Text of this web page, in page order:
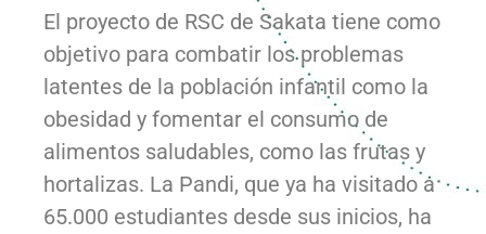
El proyecto de RSC de Sakata tiene como
objetivo para combatir los problemas
latentes de la población infantil como la
obesidad y fomentar el consumo de
alimentos saludables, como las frutas y
hortalizas. La Pandi, que ya ha visitado a
65.000 estudiantes desde sus inicios, ha